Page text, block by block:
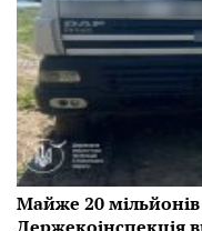
Майже 20